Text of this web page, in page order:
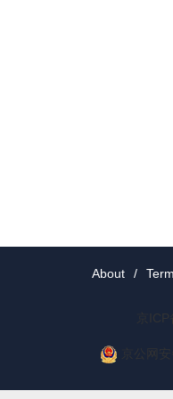
About /
京
京公网